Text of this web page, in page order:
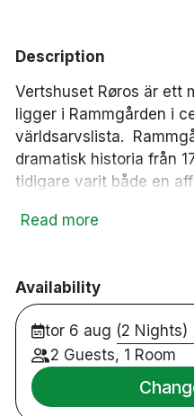
Description
Vertshuset Røros är ett
ligger i Rammgården i
världsarvslista.
dramatisk historia från
tidigare varit både en
det fanns utrymme för
privat badrum med
Köket är hotellets
lokal kvalitet för att
både innovation och
äter på restaurangen
alla sinnen att du är på
Read more
Availability
tor 6 aug (2 Nights)
2 Guests, 1 Room